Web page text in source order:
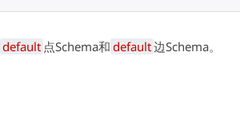
default 点Schema和 default边Schema。